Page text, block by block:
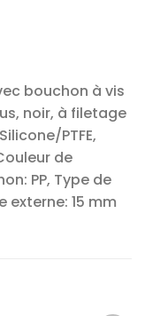
bouchon à vis
noir, à filetage
PTFE,
de
PP, Type de
externe: 15 mm